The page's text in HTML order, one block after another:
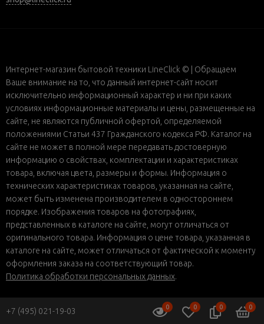
Интернет-магазин бытовой техники LineClick © | Обращаем
Ваше внимание на то, что данный интернет-сайт носит
исключительно информационный характер и ни при каких
условиях информационные материалы и цены, размещенные на
сайте, не являются публичной офертой, определяемой
положениями Статьи 437 Гражданского кодекса РФ. Каталог на
сайте не может в полной мере передавать достоверную
информацию о свойствах, комплектации и характеристиках
товара, включая цвета, размеры и формы. Информация о
технических характеристиках товаров, указанная на сайте,
может быть изменена производителем в одностороннем
порядке. Изображения товаров на фотографиях,
представленных в каталоге на сайте, могут отличаться от
оригинального товара. Информация о цене товара, указанная в
каталоге на сайте, может отличаться от фактической к моменту
оформления заказа на соответствующий товар.
Политика обработки персональных данных.
0 0 0 0
+7 (495) 021-19-03